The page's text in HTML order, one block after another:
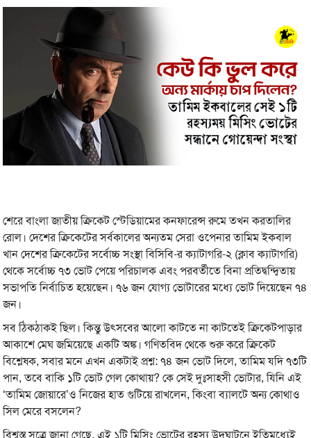
শেরে বাংলা জাতীয় ক্রিকেট স্টেডিয়ামের কনফারেন্স রুমে তখন করতালির
রোল। দেশের ক্রিকেটের সর্বকালের অন্যতম সেরা ওপেনার তামিম ইকবাল
খান দেশের ক্রিকেটের সর্বোচ্চ সংস্থা বিসিবি-র ক্যাটাগরি-২ (ক্লাব ক্যাটাগরি)
থেকে সর্বোচ্চ ৭৩ ভোট পেয়ে পরিচালক এবং পরবর্তীতে বিনা প্রতিদ্বন্দ্বিতায়
সভাপতি নির্বাচিত হয়েছেন। ৭৬ জন যোগ্য ভোটারের মধ্যে ভোট দিয়েছেন ৭৪
জন।
সব ঠিকঠাকই ছিল। কিন্তু উৎসবের আলো কাটতে না কাটতেই ক্রিকেটপাড়ার
আকাশে মেঘ জমিয়েছে একটি অঙ্ক। গণিতবিদ থেকে শুরু করে ক্রিকেট
বিশ্লেষক, সবার মনে এখন একটাই প্রশ্ন: ৭৪ জন ভোট দিলে, তামিম যদি ৭৩টি
পান, তবে বাকি ১টি ভোট গেল কোথায়? কে সেই দুঃসাহসী ভোটার, যিনি এই
‘তামিম জোয়ারে’ও নিজের হাত গুটিয়ে রাখলেন, কিংবা ব্যালটে অন্য কোথাও
সিল মেরে বসলেন?
বিশ্বস্ত সূত্রে জানা গেছে, এই ১টি মিসিং ভোটের রহস্য উদ্ঘাটনে ইতিমধ্যেই